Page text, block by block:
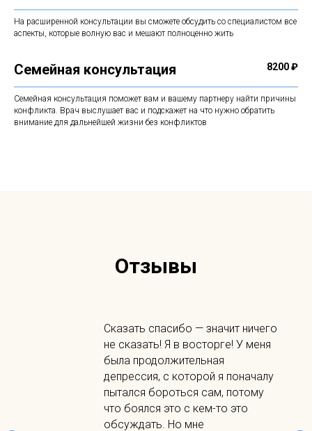
На расширенной консультации вы сможете обсудить со специалистом все
аспекты, которые волную вас и мешают полноценно жить
Семейная консультация 8200 ₽
Семейная консультация поможет вам и вашему партнеру найти причины
конфликта. Врач выслушает вас и подскажет на что нужно обратить
внимание для дальнейшей жизни без конфликтов
Отзывы
Сказать спасибо — значит ничего
не сказать! Я в восторге! У меня
была продолжительная
депрессия, с которой я поначалу
пытался бороться сам, потому
что боялся это с кем-то это
обсуждать. Но мне